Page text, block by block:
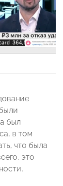
был
в том
что была
это